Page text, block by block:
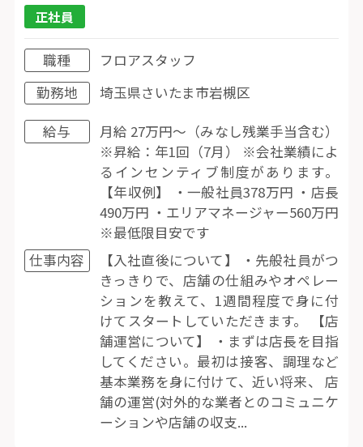
正社員
職種
フロアスタッフ
勤務地
埼玉県さいたま市岩槻区
給与
月給 27万円〜（みなし残業手当含む）
※昇給：年1回（7月） ※会社業績によ
るインセンティブ制度があります。
【年収例】 ・一般社員378万円 ・店長
490万円 ・エリアマネージャー560万円
※最低限目安です
仕事内容
【入社直後について】 ・先般社員がつ
きっきりで、店舗の仕組みやオペレー
ションを教えて、1週間程度で身に付
けてスタートしていただきます。 【店
舗運営について】 ・まずは店長を目指
してください。最初は接客、調理など
基本業務を身に付けて、近い将来、 店
舗の運営(対外的な業者とのコミュニケ
ーションや店舗の収支...